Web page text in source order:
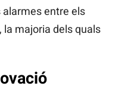
entre els
la majoria dels quals